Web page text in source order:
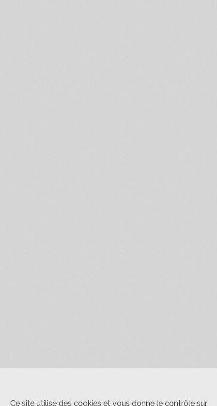
Ce site utilise des cookies et vous donne le contrôle sur